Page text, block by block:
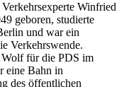
Winfried
geboren, studierte
und war ein
Verkehrswende.
für die PDS im
eine Bahn in
des öffentlichen